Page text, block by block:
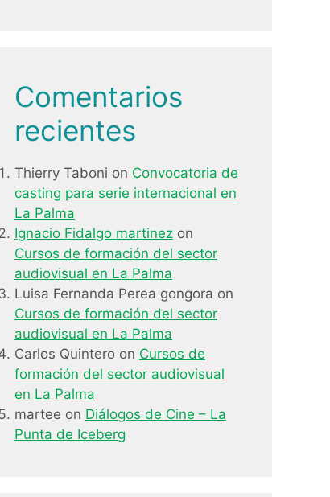
Comentarios
recientes
Thierry Taboni on Convocatoria de
casting para serie internacional en
La Palma
Ignacio Fidalgo martinez on
Cursos de formación del sector
audiovisual en La Palma
Luisa Fernanda Perea gongora on
Cursos de formación del sector
audiovisual en La Palma
Carlos Quintero on Cursos de
formación del sector audiovisual
en La Palma
martee on Diálogos de Cine – La
Punta de Iceberg